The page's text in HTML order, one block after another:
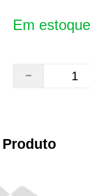
Em estoque